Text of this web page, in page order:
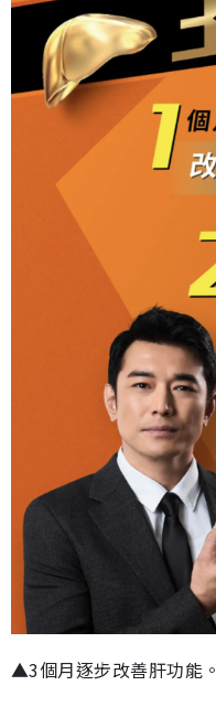
▲3個月逐步改善肝功能。